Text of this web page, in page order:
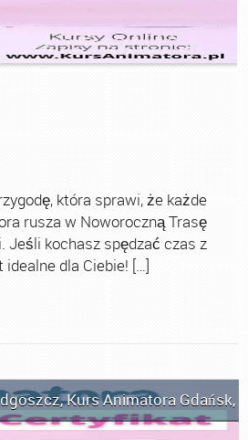
która sprawi, że każde
rusza w Noworoczną Trasę
Jeśli kochasz spędzać czas z
dla Ciebie! […]
,Kurs Animatora Gdańsk,